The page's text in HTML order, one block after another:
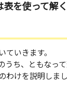
を使って解く
いきます。
ち、ともなっ
けを説明しまし